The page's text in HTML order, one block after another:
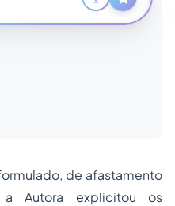
de afastamento
Autora explicitou os